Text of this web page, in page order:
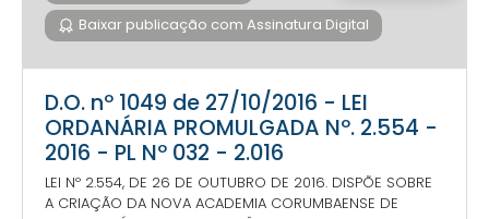
Baixar publicação com Assinatura Digital
D.O. nº 1049 de 27/10/2016 - LEI
ORDANÁRIA PROMULGADA Nº. 2.554 -
2016 - PL Nº 032 - 2.016
LEI Nº 2.554, DE 26 DE OUTUBRO DE 2016. DISPÕE SOBRE
A CRIAÇÃO DA NOVA ACADEMIA CORUMBAENSE DE